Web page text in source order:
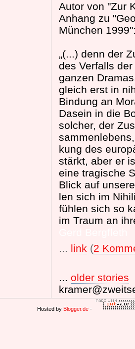
Autor von "Zur
Anhang zu
München
„(...) denn der
des Verfalls
ganzen
gleich erst in
Bindung an
Dasein in die
solcher, der
kung des
stärkt, aber er
eine tragische
Blick auf
len sich im
fühlen sich so
im Traum an
... link (2
... older stories
Hosted by Blogger.de -